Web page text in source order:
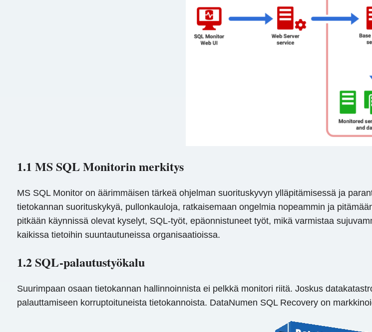
1.1 MS SQL Monitorin merkitys
MS SQL Monitor on äärimmäisen tärkeä ohjelman suorituskyvyn ylläpitämisessä ja
tietokannan suorituskykyä, pullonkauloja, ratkaisemaan ongelmia nopeammin ja
pitkään käynnissä olevat kyselyt, SQL-työt, epäonnistuneet työt, mikä varmistaa
kaikissa tietoihin suuntautuneissa organisaatioissa.
1.2 SQL-palautustyökalu
Suurimpaan osaan tietokannan hallinnoinnista ei pelkkä monitori riitä. Joskus
palauttamiseen korruptoituneista tietokannoista. DataNumen SQL Recovery on